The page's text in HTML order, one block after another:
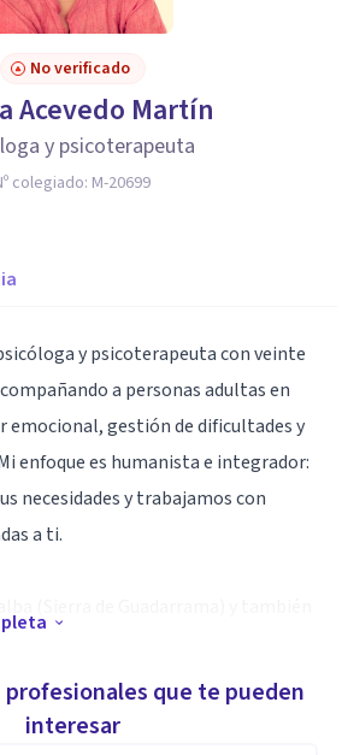
No verificado
Acevedo Martín
y psicoterapeuta
colegiado: M-20699
y psicoterapeuta con veinte
a personas adultas en
emocional, gestión de dificultades y
enfoque es humanista e integrador:
necesidades y trabajamos con
a ti.
profesionales que te pueden
interesar